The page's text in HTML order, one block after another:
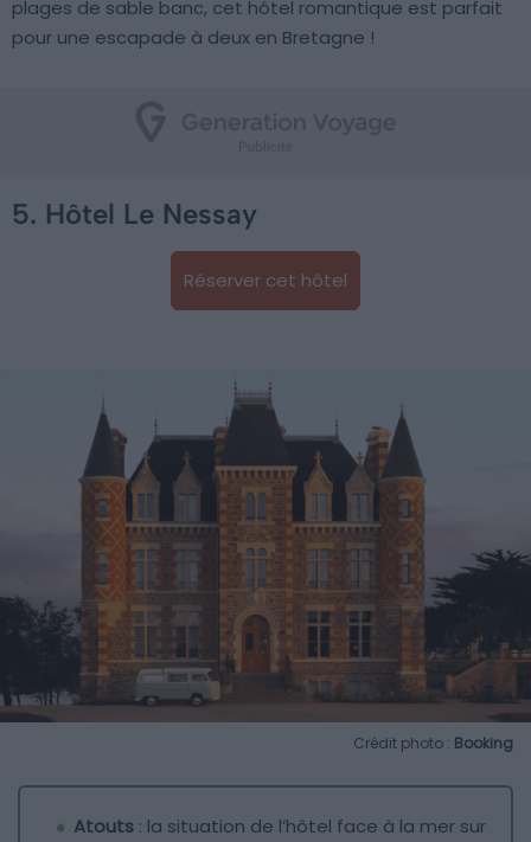
plages de sable banc, cet hôtel romantique est parfait
pour une escapade à deux en Bretagne !
5. Hôtel Le Nessay
Réserver cet hôtel
Crédit photo : Booking
Atouts : la situation de l’hôtel face à la mer sur